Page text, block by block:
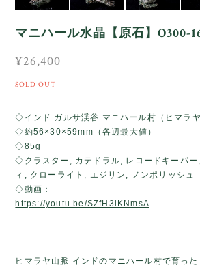
マニハール水晶【原石】O300-
¥26,400
SOLD OUT
◇インド ガルサ渓谷 マニハール村（ヒマラヤ
◇約56×30×59mm（各辺最大値）
◇85g
◇クラスター, カテドラル, レコードキーパー
ィ, クローライト, エジリン, ノンポリッシュ
◇動画：
https://youtu.be/SZfH3iKNmsA
ヒマラヤ山脈 インドのマニハール村で育っ